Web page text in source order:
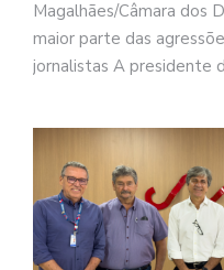
Magalhães/Câmara dos
maior parte das
jornalistas A presidente